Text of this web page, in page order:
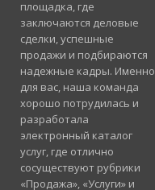
площадка, где
заключаются деловые
сделки, успешные
продажи и подбираются
надежные кадры. Именно
для вас, наша команда
хорошо потрудилась и
разработала
электронный каталог
услуг, где отлично
сосуществуют рубрики
«Продажа», «Услуги» и